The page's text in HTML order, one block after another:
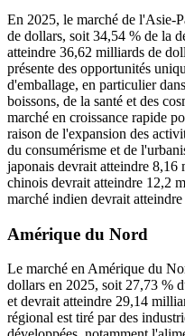
En 2025, le marché de l'Asie-
de dollars, soit 34,54 % de la
atteindre 36,62 milliards de
présente des opportunités
d'emballage, en particulier
boissons, de la santé et des
marché en croissance rapide
raison de l'expansion des
du consumérisme et de
japonais devrait atteindre
chinois devrait atteindre 12,2
marché indien devrait
Amérique du Nord
Le marché en Amérique du
dollars en 2025, soit 27,73 %
et devrait atteindre 29,14
régional est tiré par des